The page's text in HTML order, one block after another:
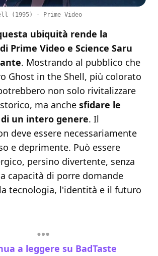
(1995) - Prime Video
ubiquità rende la
Prime Video e Science Saru
. Mostrando al pubblico che
Ghost in the Shell, più colorato
non solo rivitalizzare
ma anche sfidare le
un intero genere. Il
deve essere necessariamente
e deprimente. Può essere
persino divertente, senza
capacità di porre domande
tecnologia, l'identità e il futuro
a leggere su BadTaste